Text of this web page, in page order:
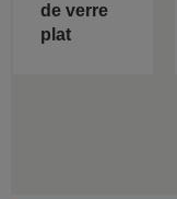
de verre
plat